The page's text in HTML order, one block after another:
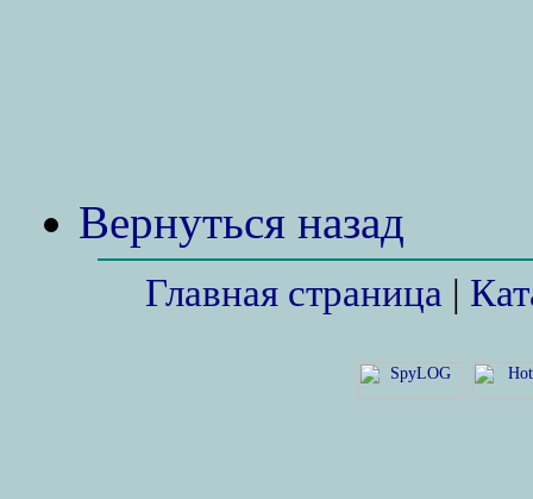
Вернуться назад
Главная страница |